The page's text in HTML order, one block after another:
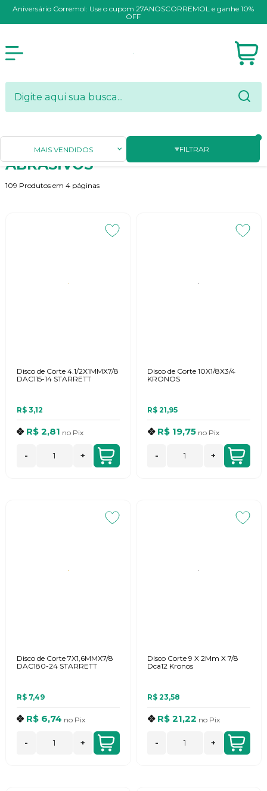
Aniversário Corremol: Use o cupom 27ANOSCORREMOL e ganhe 10%
OFF
Página Inicial ABRASIVOS
ABRASIVOS
109 Produtos em 4 páginas
FILTRAR
MAIS VENDIDOS
Disco de Corte 4.1/2X1MMX7/8
DAC115-14 STARRETT
R$ 3,12
R$ 2,81 no Pix
- +
Disco de Corte 10X1/8X3/4
KRONOS
R$ 21,95
R$ 19,75 no Pix
- +
Disco de Corte 7X1,6MMX7/8
DAC180-24 STARRETT
R$ 7,49
R$ 6,74 no Pix
- +
Disco Corte 9 X 2Mm X 7/8
Dca12 Kronos
R$ 23,58
R$ 21,22 no Pix
- +